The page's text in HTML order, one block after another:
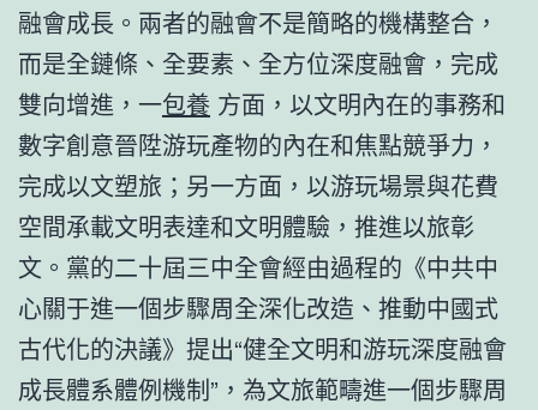
融會成長。兩者的融會不是簡略的機構整合，
而是全鏈條、全要素、全方位深度融會，完成
雙向增進，一包養 方面，以文明內在的事務和
數字創意晉陞游玩產物的內在和焦點競爭力，
完成以文塑旅；另一方面，以游玩場景與花費
空間承載文明表達和文明體驗，推進以旅彰
文。黨的二十屆三中全會經由過程的《中共中
心關于進一個步驟周全深化改造、推動中國式
古代化的決議》提出“健全文明和游玩深度融會
成長體系體例機制”，為文旅範疇進一個步驟周